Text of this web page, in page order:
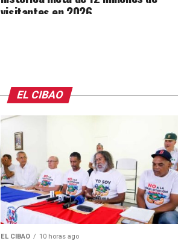
visitantes en 2026
EL CIBAO
EL CIBAO 10 horas ago